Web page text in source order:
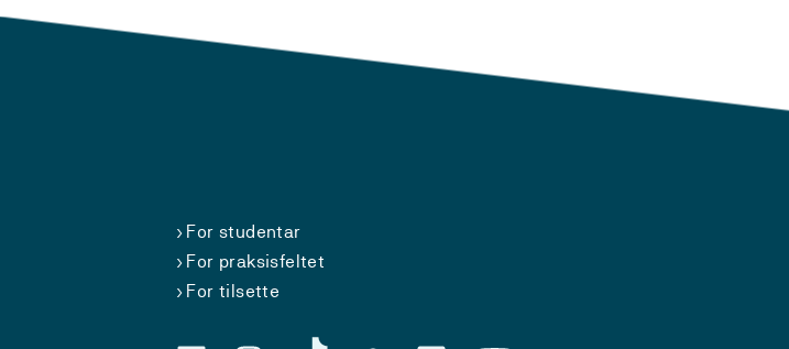
For studentar
For praksisfeltet
For tilsette